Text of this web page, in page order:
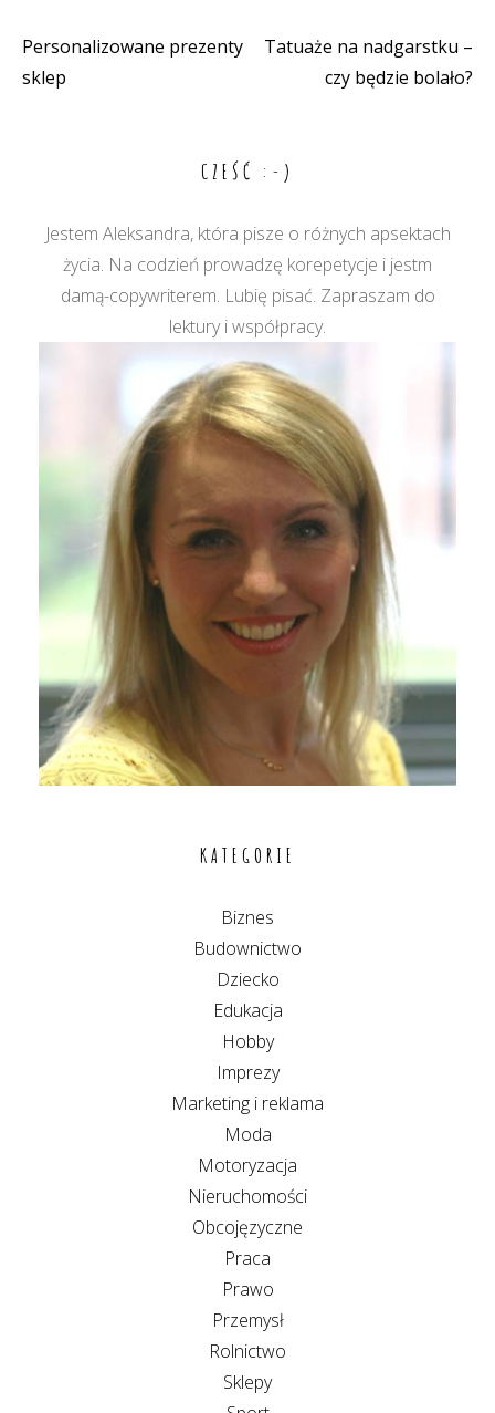
Nawigacja
Personalizowane prezenty
sklep
Tatuaże na nadgarstku –
czy będzie bolało?
CZEŚĆ :-)
Jestem Aleksandra, która pisze o różnych apsektach
życia. Na codzień prowadzę korepetycje i jestm
damą-copywriterem. Lubię pisać. Zapraszam do
lektury i współpracy.
KATEGORIE
Biznes
Budownictwo
Dziecko
Edukacja
Hobby
Imprezy
Marketing i reklama
Moda
Motoryzacja
Nieruchomości
Obcojęzyczne
Praca
Prawo
Przemysł
Rolnictwo
Sklepy